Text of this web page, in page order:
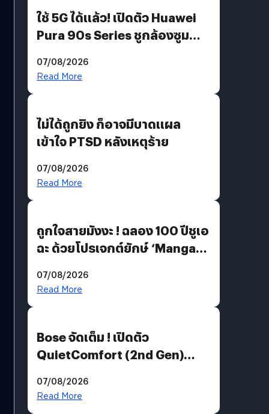
ใช้ 5G ได้แล้ว! เปิดตัว Huawei
Pura 90s Series ชูกล้องซูม
07/08/2026
Read More
ไม่ได้ถูกยิง ก็อาจมีบาดแผล
เข้าใจ PTSD หลังเหตุร้าย
07/08/2026
Read More
ถูกใจสายมังงะ ! ฉลอง 100 ปีชูเอ
ฉะ ด้วยโปรเจกต์ยักษ์ ‘Manga
มีภาษาไทยด้วย
07/08/2026
Read More
Bose จัดเต็ม ! เปิดตัว
QuietComfort (2nd Gen)
07/08/2026
Read More